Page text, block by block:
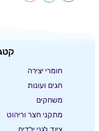
חומרי יצירה
חגים ועונות
משחקים
מתקני חצר וריהוט